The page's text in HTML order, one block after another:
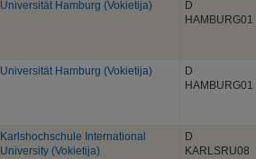
Universität Hamburg (Vokietija)
D
HAMBURG01
Universität Hamburg (Vokietija)
D
HAMBURG01
Karlshochschule International
University (Vokietija)
D
KARLSRU08